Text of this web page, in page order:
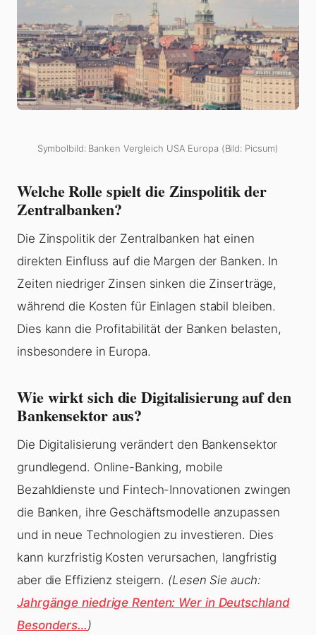
Symbolbild: Banken Vergleich USA Europa (Bild: Picsum)
Welche Rolle spielt die Zinspolitik der
Zentralbanken?
Die Zinspolitik der Zentralbanken hat einen
direkten Einfluss auf die Margen der Banken. In
Zeiten niedriger Zinsen sinken die Zinserträge,
während die Kosten für Einlagen stabil bleiben.
Dies kann die Profitabilität der Banken belasten,
insbesondere in Europa.
Wie wirkt sich die Digitalisierung auf den
Bankensektor aus?
Die Digitalisierung verändert den Bankensektor
grundlegend. Online-Banking, mobile
Bezahldienste und Fintech-Innovationen zwingen
die Banken, ihre Geschäftsmodelle anzupassen
und in neue Technologien zu investieren. Dies
kann kurzfristig Kosten verursachen, langfristig
aber die Effizienz steigern. (Lesen Sie auch:
Jahrgänge niedrige Renten: Wer in Deutschland
Besonders… )